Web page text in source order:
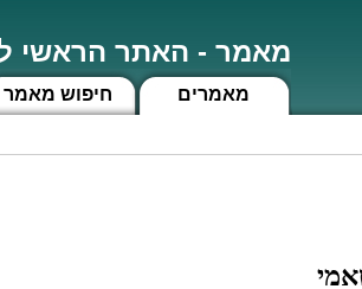
מאמר - האתר הראשי
חיפוש מאמר מאמרים